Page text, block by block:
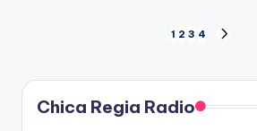
pagination
1 2 3 4
Chica Regia Radio